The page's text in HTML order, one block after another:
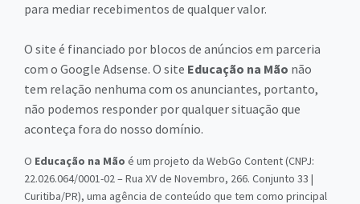
para mediar recebimentos de qualquer valor.
O site é financiado por blocos de anúncios em parceria
com o Google Adsense. O site Educação na Mão não
tem relação nenhuma com os anunciantes, portanto,
não podemos responder por qualquer situação que
aconteça fora do nosso domínio.
O Educação na Mão é um projeto da WebGo Content (CNPJ:
22.026.064/0001-02 – Rua XV de Novembro, 266. Conjunto 33 |
Curitiba/PR), uma agência de conteúdo que tem como principal